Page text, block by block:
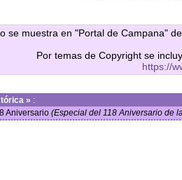
se muestra en "Portal de Campana"
Por temas de Copyright se
https://
» :
Aniversario (Especial del 118 Aniversario de